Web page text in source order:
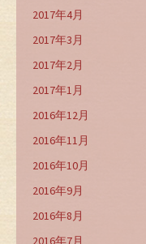
2017年4月
2017年3月
2017年2月
2017年1月
2016年12月
2016年11月
2016年10月
2016年9月
2016年8月
2016年7月